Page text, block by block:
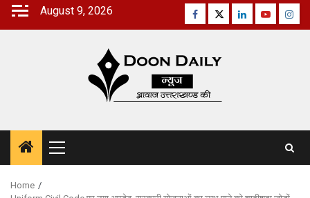
Skip
August 9, 2026 Facebook
TwitterLinkedinYoutube
Primary
Menu
Home